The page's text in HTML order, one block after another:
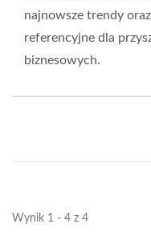
najnowsze trendy
referencyjne dla
biznesowych.
Wynik 1 - 4 z 4